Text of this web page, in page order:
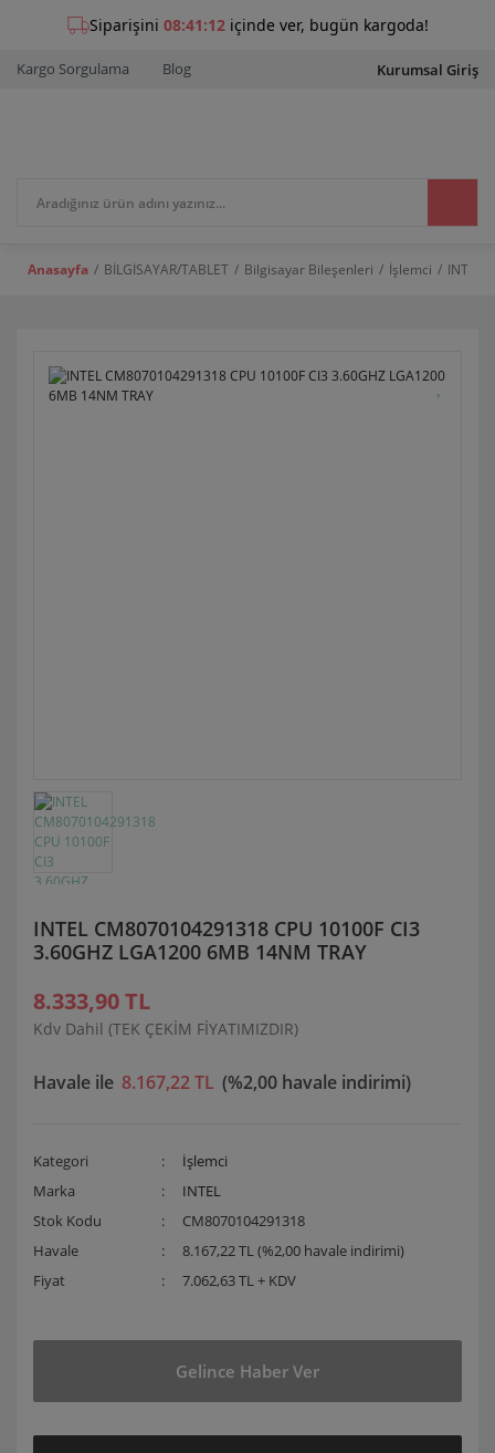
Kargo Sorgulama Blog Kurumsal Giriş
Anasayfa BİLGİSAYAR/TABLET Bilgisayar Bileşenleri İşlemci INTEL
INTEL CM8070104291318 CPU 10100F CI3
3.60GHZ LGA1200 6MB 14NM TRAY
8.333,90 TL
Kdv Dahil (TEK ÇEKİM FİYATIMIZDIR)
Havale ile 8.167,22 TL (%2,00 havale indirimi)
Kategori
İşlemci
Marka
INTEL
Stok Kodu
CM8070104291318
Havale
8.167,22 TL (%2,00 havale indirimi)
Fiyat
7.062,63 TL + KDV
Gelince Haber Ver